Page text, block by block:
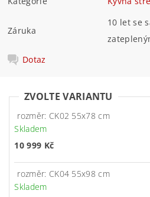
Záruka
10 let se
Dotaz
ZVOLTE VARIANTU
rozměr: CK02 55x78 cm
Skladem
10 999 Kč
rozměr: CK04 55x98 cm
Skladem